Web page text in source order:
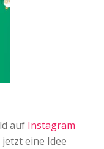
auf Instagram
eine Idee